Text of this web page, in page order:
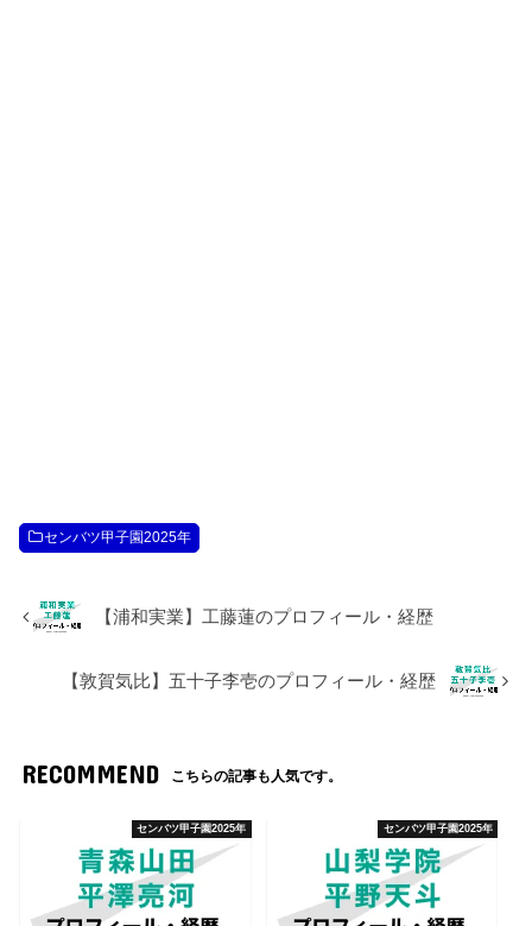
センバツ甲子園2025年
【浦和実業】工藤蓮のプロフィール・経歴
【敦賀気比】五十子李壱のプロフィール・経歴
RECOMMEND こちらの記事も人気です。
センバツ甲子園2025年 センバツ甲子園2025年